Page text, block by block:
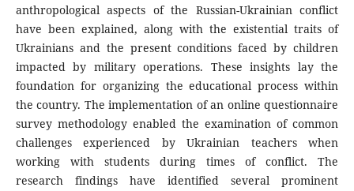
anthropological aspects of the Russian-Ukrainian conflict
have been explained, along with the existential traits of
Ukrainians and the present conditions faced by children
impacted by military operations. These insights lay the
foundation for organizing the educational process within
the country. The implementation of an online questionnaire
survey methodology enabled the examination of common
challenges experienced by Ukrainian teachers when
working with students during times of conflict. The
research findings have identified several prominent